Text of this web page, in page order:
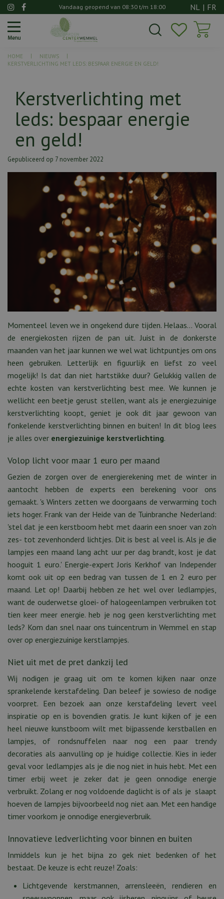
a
HOME
NIEUWS
KERSTVERLICHTING MET LEDS: BESPAAR ENERGIE EN GELD!
Vandaag geopend van 08:30t/m 18:00 NL | FR
Kerstverlichting met
leds: bespaar energie
en geld!
Gepubliceerd op 7 november 2022
Momenteel leven we in ongekend dure tijden. Helaas... Vooral
de energiekosten rijzen de pan uit. Juist in de donkerste
maanden van het jaar kunnen we wel wat lichtpuntjes om ons
heen gebruiken. Letterlijk en figuurlijk en liefst zo veel
mogelijk! Is dat dan niet hartstikke duur? Gelukkig vallen de
echte kosten van kerstverlichting best mee. We kunnen je
wellicht een beetje gerust stellen, want als je energiezuinige
kerstverlichting koopt, geniet je ook dit jaar gewoon van
fonkelende kerstverlichting binnen en buiten! In dit blog lees
je alles over energiezuinige kerstverlichting.
Volop licht voor maar 1 euro per maand
Gezien de zorgen over de energierekening met de winter in
aantocht hebben de experts een berekening voor ons
gemaakt. 's Winters zetten we doorgaans de verwarming toch
iets hoger. Frank van der Heide van de Tuinbranche Nederland:
'stel dat je een kerstboom hebt met daarin een snoer van zo'n
zes- tot zevenhonderd lichtjes. Dit is best al veel is. Als je die
lampjes een maand lang acht uur per dag brandt, kost je dat
hooguit 1 euro.' Energie-expert Joris Kerkhof van Independer
komt ook uit op een bedrag van tussen de 1 en 2 euro per
maand. Let op! Daarbij hebben ze het wel over ledlampjes,
want de ouderwetse gloei- of halogeenlampen verbruiken tot
tien keer meer energie. heb je nog geen kerstverlichting met
leds? Kom dan snel naar ons tuincentrum in Wemmel en stap
over op energiezuinige kerstlampjes.
Niet uit met de pret dankzij led
Wij nodigen je graag uit om te komen kijken naar onze
sprankelende kerstafdeling. Dan beleef je sowieso de nodige
voorpret. Een bezoek aan onze kerstafdeling levert veel
inspiratie op en is bovendien gratis. Je kunt kijken of je een
heel nieuwe kunstboom wilt met bijpassende kerstballen en
lampjes, of rondsnuffelen naar nog een paar trendy
decoraties als aanvulling op je huidige collectie. Kies in ieder
geval voor ledlampjes als je die nog niet in huis hebt. Met een
timer erbij weet je zeker dat je geen onnodige energie
verbruikt. Zolang er nog voldoende daglicht is of als je slaapt
hoeven de lampjes bijvoorbeeld nog niet aan. Met een handige
timer voorkom je onnodige energieverbruik.
Innovatieve ledverlichting voor binnen en buiten
Inmiddels kun je het bijna zo gek niet bedenken of het
bestaat. De keuze is echt reuze! Zoals:
Lichtgevende kerstmannen, arrensleeën, rendieren en